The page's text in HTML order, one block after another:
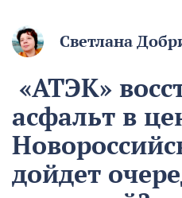
Светлана
«АТЭК»
асфальт в
дойдет